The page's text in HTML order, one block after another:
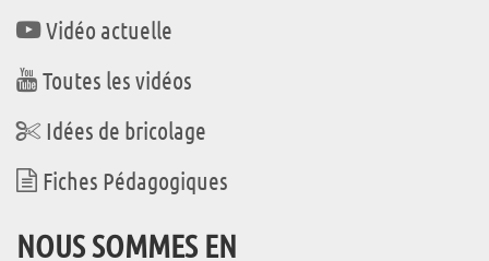
Vidéo actuelle
Toutes les vidéos
Idées de bricolage
Fiches Pédagogiques
NOUS SOMMES EN